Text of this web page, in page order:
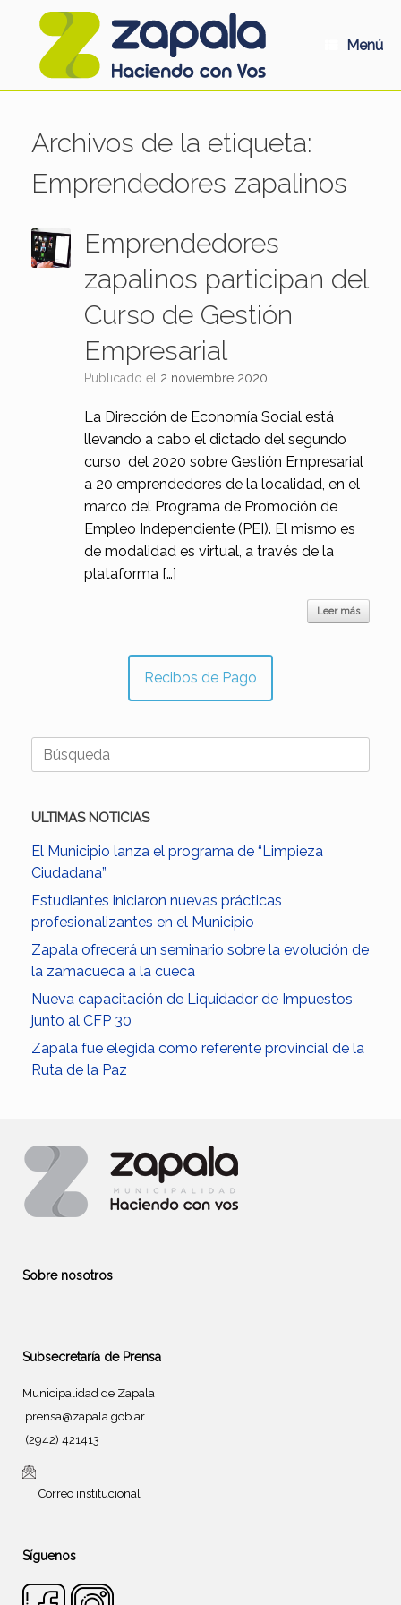
Menú
Archivos de la etiqueta:
Emprendedores zapalinos
Emprendedores
zapalinos participan del
Curso de Gestión
Empresarial
Publicado el 2 noviembre 2020
La Dirección de Economía Social está
llevando a cabo el dictado del segundo
curso del 2020 sobre Gestión Empresarial
a 20 emprendedores de la localidad, en el
marco del Programa de Promoción de
Empleo Independiente (PEI). El mismo es
de modalidad es virtual, a través de la
plataforma […]
Leer más
Recibos de Pago
Buscar:
ULTIMAS NOTICIAS
El Municipio lanza el programa de “Limpieza
Ciudadana”
Estudiantes iniciaron nuevas prácticas
profesionalizantes en el Municipio
Zapala ofrecerá un seminario sobre la evolución de
la zamacueca a la cueca
Nueva capacitación de Liquidador de Impuestos
junto al CFP 30
Zapala fue elegida como referente provincial de la
Ruta de la Paz
Sobre nosotros
Subsecretaría de Prensa
Municipalidad de Zapala
prensa@zapala.gob.ar
(2942) 421413
Correo institucional
Síguenos